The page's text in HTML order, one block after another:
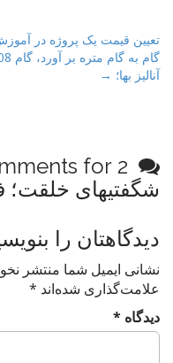
P
o
s
a
v
i
a
t
i
o
n
تعیین قیمت یک پروژه در
آنالیز بها؛ →
شگفتیهای خلقت؛
دیدگاهتان را
نشانی ایمیل شما منتشر
علامت‌گذاری شده‌اند *
دیدگاه *